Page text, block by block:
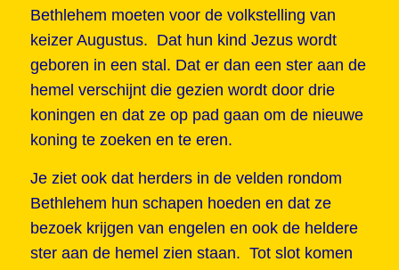
Bethlehem moeten voor de volkstelling van
keizer Augustus. Dat hun kind Jezus wordt
geboren in een stal. Dat er dan een ster aan de
hemel verschijnt die gezien wordt door drie
koningen en dat ze op pad gaan om de nieuwe
koning te zoeken en te eren.
Je ziet ook dat herders in de velden rondom
Bethlehem hun schapen hoeden en dat ze
bezoek krijgen van engelen en ook de heldere
ster aan de hemel zien staan. Tot slot komen